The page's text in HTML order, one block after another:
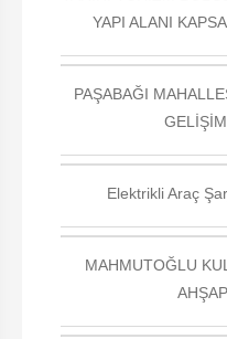
YAPI ALANI
PAŞABAĞI
Elektrikli Araç
MAHMUTOĞLU